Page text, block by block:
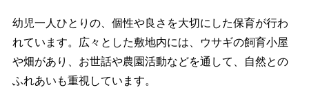
幼児一人ひとりの、個性や良さを大切にした保育が行わ
れています。広々とした敷地内には、ウサギの飼育小屋
や畑があり、お世話や農園活動などを通して、自然との
ふれあいも重視しています。